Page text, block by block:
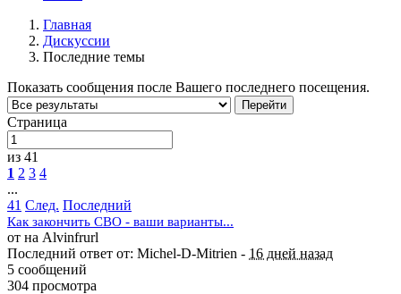
Главная
Дискуссии
Последние темы
Показать сообщения после Вашего последнего посещения.
Перейти
Страница
из 41
1 2 3 4
...
41 След. Последний
Как закончить СВО - ваши варианты...
от на Alvinfrurl
Последний ответ от: Michel-D-Mitrien - 16 дней назад
5 сообщений
304 просмотра